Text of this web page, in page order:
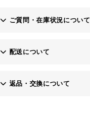
ご質問・在庫状況について
お問い合わせフォーム
配送について
返品・交換について